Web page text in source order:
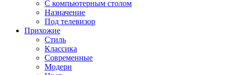
С компьютерным столом
Назначение
Под телевизор
Прихожие
Стиль
Классика
Современные
Модерн